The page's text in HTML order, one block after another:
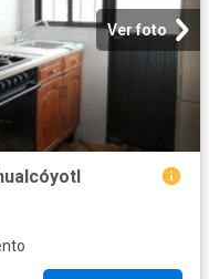
Ver foto